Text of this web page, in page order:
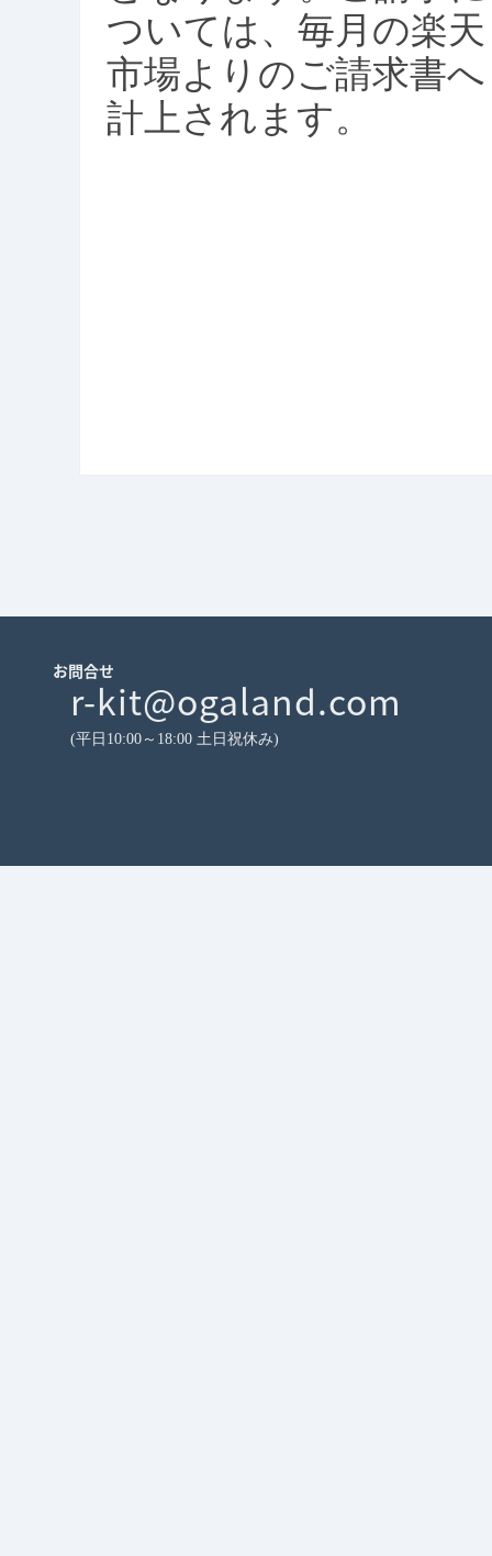
ついては、毎月の楽天
市場よりのご請求書へ
計上されます。
お問合せ
r-kit@ogaland.com
(平日10:00～18:00 土日祝休み)